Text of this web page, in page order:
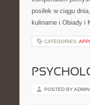
posiłek w ciągu
kulinarne i Obiady i
CATEGORIES:
POSTED BY ADMIN